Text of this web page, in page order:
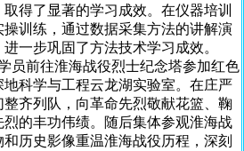
得了显著的学习成效。在仪器培训
训练，通过数据采集方法的讲解演
一步巩固了方法技术学习成效。
前往淮海战役烈士纪念塔参加红色
科学与工程云龙湖实验室。在庄严
齐列队，向革命先烈敬献花篮、鞠
的丰功伟绩。随后集体参观淮海战
历史影像重温淮海战役历程，深刻